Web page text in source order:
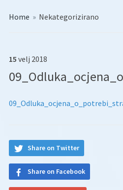
Home » Nekategorizirano
15 velj 2018
Share on Twitter
Share on Facebook